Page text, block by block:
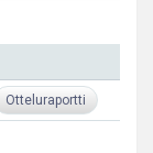
Otteluraportti